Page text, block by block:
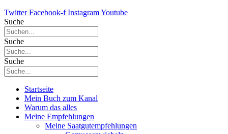
Twitter Facebook-f InstagramYoutube
Suche
Suche
Suche
Startseite
Mein Buch zum Kanal
Warum das alles
Meine Empfehlungen
Meine Saatgutempfehlungen